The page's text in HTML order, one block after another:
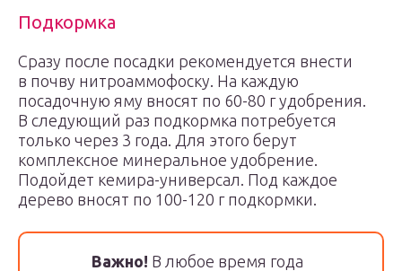
Подкормка
Сразу после посадки рекомендуется внести
в почву нитроаммофоску. На каждую
посадочную яму вносят по 60-80 г удобрения.
В следующий раз подкормка потребуется
только через 3 года. Для этого берут
комплексное минеральное удобрение.
Подойдет кемира-универсал. Под каждое
дерево вносят по 100-120 г подкормки.
Важно! В любое время года